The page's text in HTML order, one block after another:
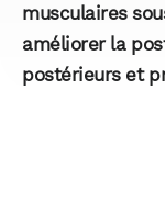
musculaires
améliorer la
postérieurs et